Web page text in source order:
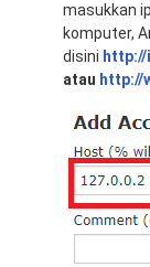
masukkan
komputer,
disini
atau http://